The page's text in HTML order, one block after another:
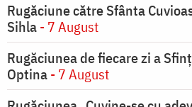
Rugăciune către Sfânta
Sihla- 7 August
Rugăciunea de fiecare zi a
Optina- 7 August